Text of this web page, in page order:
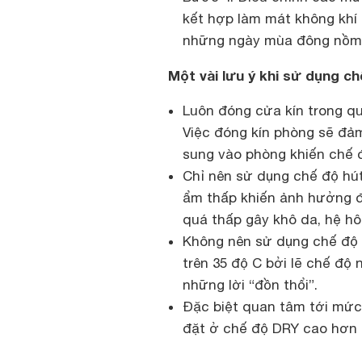
kết hợp làm mát không
những ngày mùa đông
Một vài lưu ý khi sử dụng
Luôn đóng cửa kín trong
Việc đóng kín phòng sẽ
sung vào phòng khiến chế
Chỉ nên sử dụng chế độ
ẩm thấp khiến ảnh hưởng
quá thấp gây khô da, hệ
Không nên sử dụng chế
trên 35 độ C bởi lẽ chế độ
những lời “đồn thổi”.
Đặc biệt quan tâm tới mức
đặt ở chế độ DRY cao